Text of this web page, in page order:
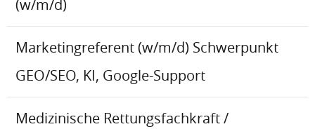
(w/m/d)
Marketingreferent (w/m/d) Schwerpunkt
GEO/SEO, KI, Google-Support
Medizinische Rettungsfachkraft /